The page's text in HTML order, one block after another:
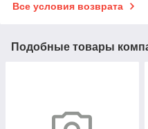
Все условия возврата
Подобные товары